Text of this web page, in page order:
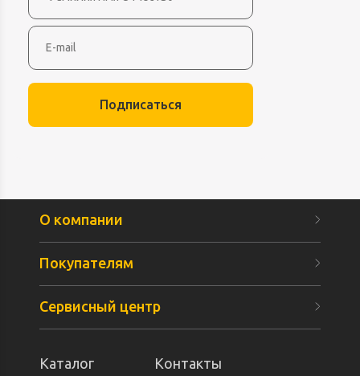
Подписаться
О компании
Покупателям
Сервисный центр
Каталог
Контакты